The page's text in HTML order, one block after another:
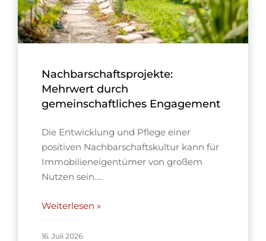
Nachbarschaftsprojekte:
Mehrwert durch
gemeinschaftliches Engagement
Die Entwicklung und Pflege einer
positiven Nachbarschaftskultur kann für
Immobilieneigentümer von großem
Nutzen sein….
Weiterlesen »
16. Juli 2026